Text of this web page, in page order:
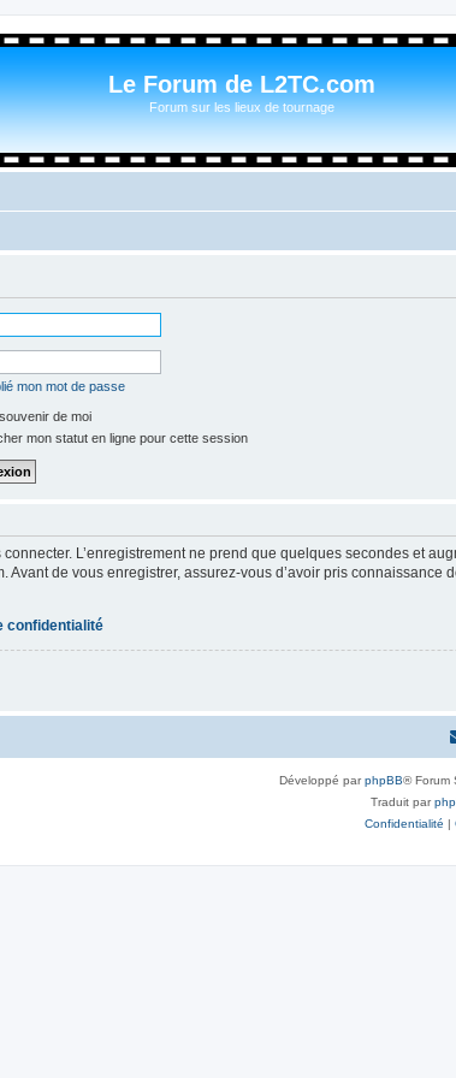
Le Forum de L2TC.com
Forum sur les lieux de tournage
mon mot de passe
de moi
mon statut en ligne pour cette session
L’enregistrement ne prend que quelques secondes et
Avant de vous enregistrer, assurez-vous d’avoir pris
confidentialité
Développé parphpBB® Forum
Traduit par
Confidentialité |